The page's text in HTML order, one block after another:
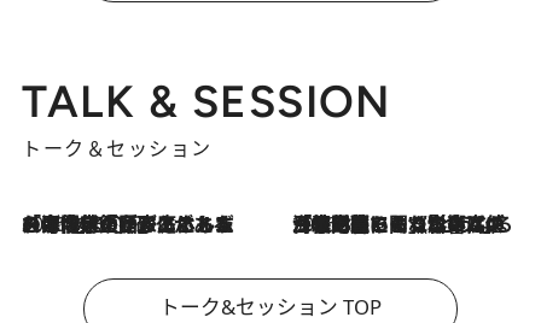
TALK & SESSION
トーク＆セッション
2026.8.3
「今後値上げがあるとすれば…」「リスクがあるのは今年の冬」エネルギー専門家が語る、ホルムズ海峡封鎖が家庭にもたらす“ある心配” 2026.8.3
「住宅建てられない…」「サーチャージ料の高値が続いている」ホルムズ海峡封鎖による影響はいつまで続く？《エネルギー専門家に聞く“どうなる日本の暮らし”》
トーク&セッション TOP